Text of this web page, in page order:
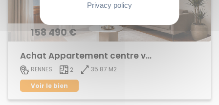
158 490 €
Achat Appartement centre ville
RENNES 2
35.87 M2
Voir le bien
Privacy policy